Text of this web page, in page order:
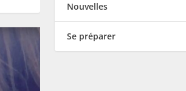
Nouvelles
Se préparer